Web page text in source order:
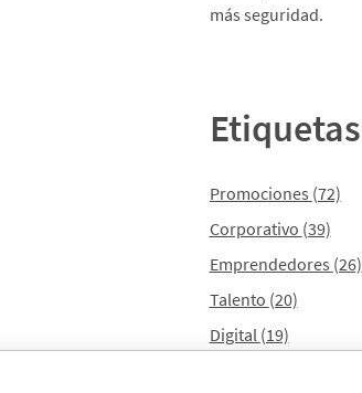
más seguridad.
Etiquetas
Promociones (72)
Corporativo (39)
Emprendedores (26)
Talento (20)
Digital (19)